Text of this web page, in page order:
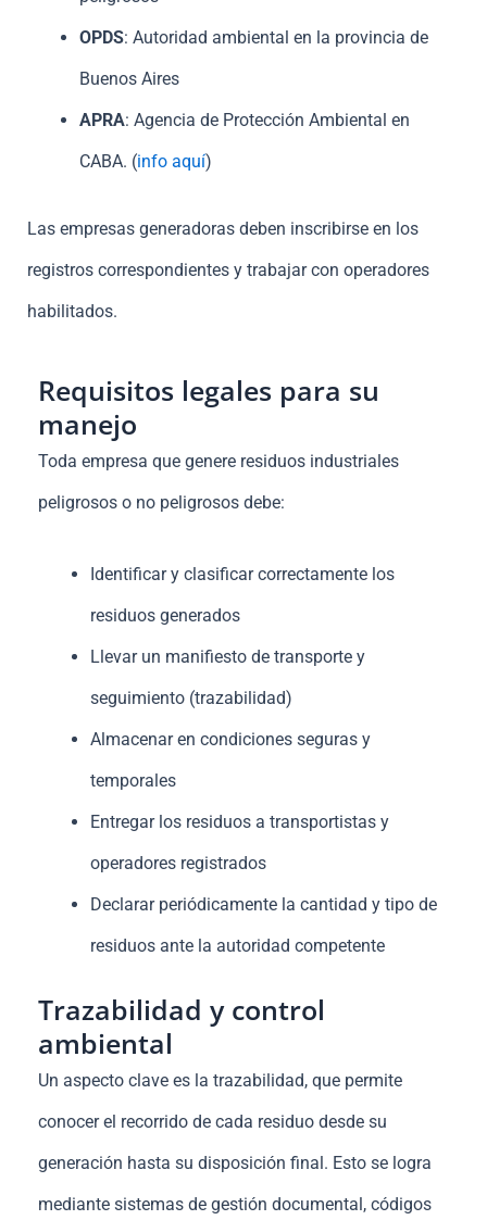
OPDS: Autoridad ambiental en la provincia de
Buenos Aires
APRA: Agencia de Protección Ambiental en
CABA. (info aquí)
Las empresas generadoras deben inscribirse en los
registros correspondientes y trabajar con operadores
habilitados.
Requisitos legales para su
manejo
Toda empresa que genere residuos industriales
peligrosos o no peligrosos debe:
Identificar y clasificar correctamente los
residuos generados
Llevar un manifiesto de transporte y
seguimiento (trazabilidad)
Almacenar en condiciones seguras y
temporales
Entregar los residuos a transportistas y
operadores registrados
Declarar periódicamente la cantidad y tipo de
residuos ante la autoridad competente
Trazabilidad y control
ambiental
Un aspecto clave es la trazabilidad, que permite
conocer el recorrido de cada residuo desde su
generación hasta su disposición final. Esto se logra
mediante sistemas de gestión documental, códigos